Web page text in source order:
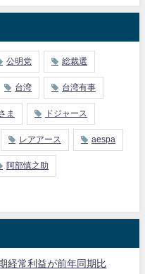
公明党 総裁選
台湾 台湾有事
ま ドジャース
レアアース aespa
阿部慎之助
経常利益が前年同期比